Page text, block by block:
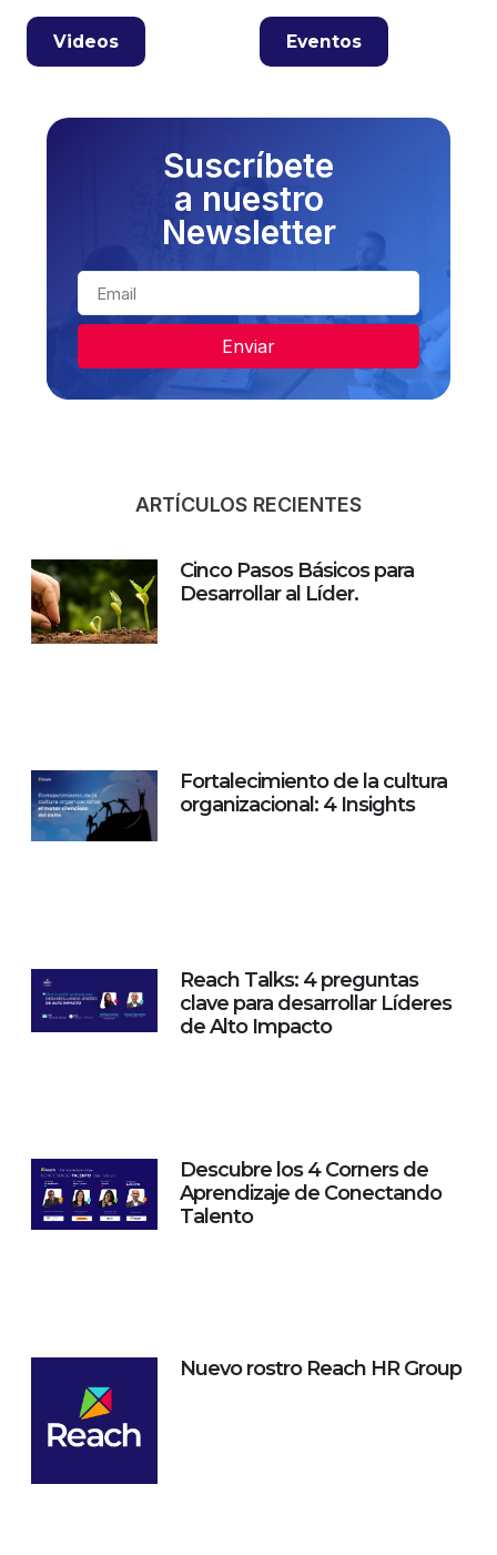
Videos Eventos
Suscríbete
a nuestro
Newsletter
Enviar
ARTÍCULOS RECIENTES
Cinco Pasos Básicos para
Desarrollar al Líder.
Fortalecimiento de la cultura
organizacional: 4 Insights
Reach Talks: 4 preguntas
clave para desarrollar Líderes
de Alto Impacto
Descubre los 4 Corners de
Aprendizaje de Conectando
Talento
Nuevo rostro Reach HR Group